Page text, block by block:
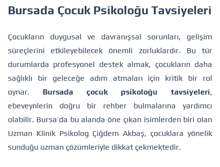
Bursada Çocuk Psikoloğu Tavsiyeleri
Çocukların duygusal ve davranışsal sorunları, gelişim
süreçlerini etkileyebilecek önemli zorluklardır. Bu tür
durumlarda profesyonel destek almak, çocukların daha
sağlıklı bir geleceğe adım atmaları için kritik bir rol
oynar. Bursada çocuk psikoloğu tavsiyeleri,
ebeveynlerin doğru bir rehber bulmalarına yardımcı
olabilir. Bursa’da bu alanda öne çıkan isimlerden biri olan
Uzman Klinik Psikolog Çiğdem Akbaş, çocuklara yönelik
sunduğu uzman çözümleriyle dikkat çekmektedir.